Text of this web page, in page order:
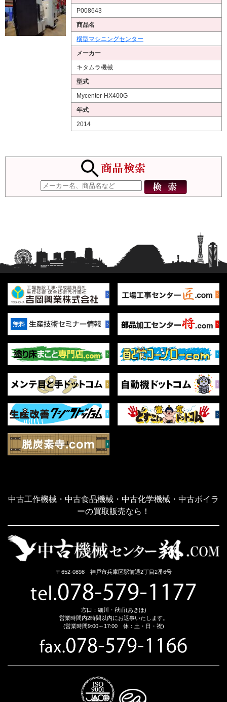
P008643
商品名
横型マシニングセンター
メーカー
キタムラ機械
型式
Mycenter-HX400G
年式
2014
中古工作機械・中古食品機械・中古化学機械・中古ボイラ
ーの買取販売なら！
〒652-0898 神戸市兵庫区駅前通2丁目2番6号
窓口：細川・秋甫(あきほ)
営業時間内2時間以内にお返事いたします。
(営業時間9:00～17:00 休：土・日・祝)